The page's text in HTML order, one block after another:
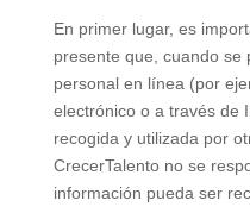
En primer lugar, es
presente que, cuando se
personal en línea (por
electrónico o a través de
recogida y utilizada por
CrecerTalento no se
información pueda ser